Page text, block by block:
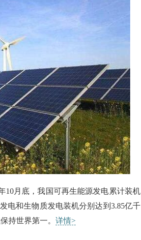
月底，我国可再生能源发电累计装机
电和生物质发电装机分别达到3.85亿千
持世界第一。 详情>